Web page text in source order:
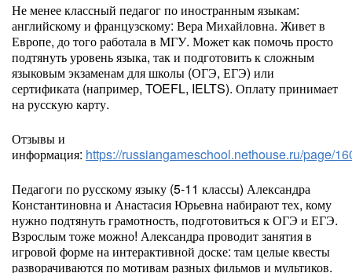
Не менее классный педагог по иностранным языкам:
английскому и французскому: Вера Михайловна. Живет в
Европе, до того работала в МГУ. Может как помочь просто
подтянуть уровень языка, так и подготовить к сложным
языковым экзаменам для школы (ОГЭ, ЕГЭ) или
сертификата (например, TOEFL, IELTS). Оплату принимает
на русскую карту.
Отзывы и
информация: https://russiangameschool.nethouse.ru/page/
Педагоги по русскому языку (5-11 классы) Александра
Константиновна и Анастасия Юрьевна набирают тех, кому
нужно подтянуть грамотность, подготовиться к ОГЭ и ЕГЭ.
Взрослым тоже можно! Александра проводит занятия в
игровой форме на интерактивной доске: там целые квесты
разворачиваются по мотивам разных фильмов и мультиков.